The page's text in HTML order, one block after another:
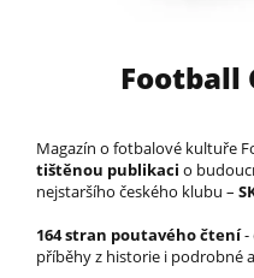
Football
Magazín o fotbalové kultuře
tištěnou publikaci o
nejstaršího českého klubu –
164 stran poutavého čtení-
příběhy z historie i podrobné